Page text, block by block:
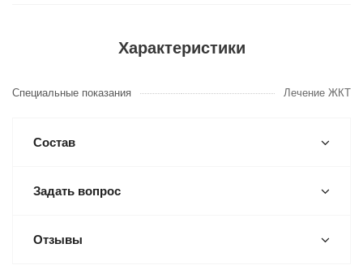
Характеристики
Специальные показания Лечение ЖКТ
Состав
Задать вопрос
Отзывы